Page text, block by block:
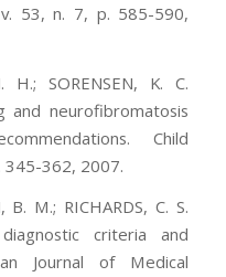
53, n. 7, p. 585-590,
H.; SORENSEN, K. C.
and neurofibromatosis
Child
345-362, 2007.
B. M.; RICHARDS, C. S.
criteria and
Journal of Medical